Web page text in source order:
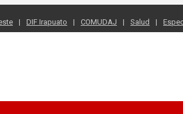
DIF Irapuato COMUDAJ Salud